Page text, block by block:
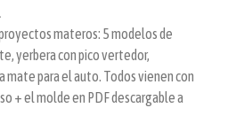
materos: 5 modelos de
yerbera con pico vertedor,
para el auto. Todos vienen con
+ el molde en PDF descargable a